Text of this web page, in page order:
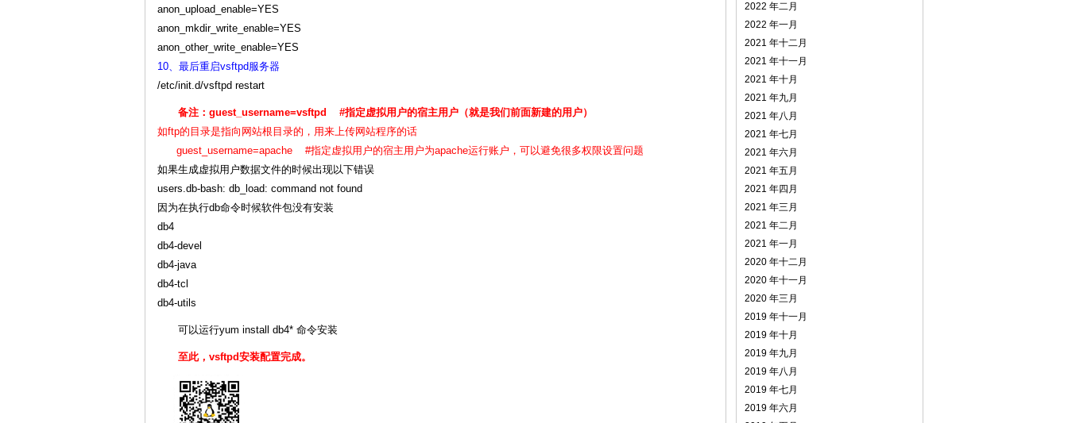
anon_upload_enable=YES
anon_mkdir_write_enable=YES
anon_other_write_enable=YES
10、最后重启vsftpd服务器
/etc/init.d/vsftpd restart
备注：guest_username=vsftpd #指定虚拟用户的宿主用户（就是我们前面新建的用户）
如ftp的目录是指向网站根目录的，用来上传网站程序的话
guest_username=apache #指定虚拟用户的宿主用户为apache运行账户，可以避免很多权限设置问题
如果生成虚拟用户数据文件的时候出现以下错误
users.db-bash: db_load: command not found
因为在执行db命令时候软件包没有安装
db4
db4-devel
db4-java
db4-tcl
db4-utils
可以运行yum install db4* 命令安装
至此，vsftpd安装配置完成。
2022 年二月
2022 年一月
2021 年十二月
2021 年十一月
2021 年十月
2021 年九月
2021 年八月
2021 年七月
2021 年六月
2021 年五月
2021 年四月
2021 年三月
2021 年二月
2021 年一月
2020 年十二月
2020 年十一月
2020 年三月
2019 年十一月
2019 年十月
2019 年九月
2019 年八月
2019 年七月
2019 年六月